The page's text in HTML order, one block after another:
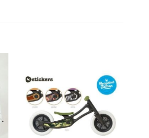
Dodajte
na listu
želja